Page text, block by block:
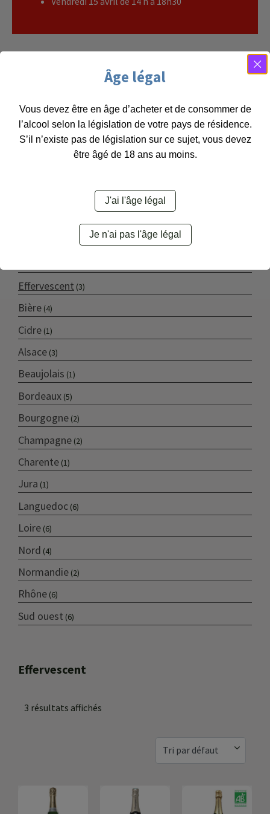
Nos vins
Catégories
(3)
Effervescent (3)
Bière (4)
Cidre (1)
Alsace (3)
Beaujolais (1)
Bordeaux (5)
Bourgogne (2)
Champagne (2)
Charente (1)
Jura (1)
Languedoc (6)
Loire (6)
Nord (4)
Normandie (2)
Rhône (6)
Sud ouest (6)
Effervescent
3 résultats affichés
Âge légal
Vous devez être en âge d’acheter et de consommer de
l’alcool selon la législation de votre pays de résidence.
S’il n’existe pas de législation sur ce sujet, vous devez
être âgé de 18 ans au moins.
J'ai l'âge légal
Je n'ai pas l'âge légal